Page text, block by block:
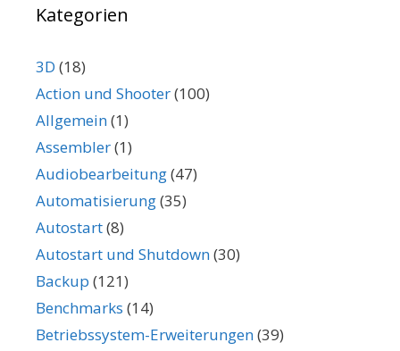
Kategorien
3D (18)
Action und Shooter(100)
Allgemein(1)
Assembler(1)
Audiobearbeitung(47)
Automatisierung(35)
Autostart(8)
Autostart und Shutdown(30)
Backup (121)
Benchmarks (14)
Betriebssystem-Erweiterungen(39)